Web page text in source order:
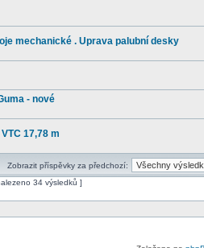
mechanické . Uprava palubní desky
- nové
17,78 m
Zobrazit příspěvky za předchozí:
34 výsledků ]